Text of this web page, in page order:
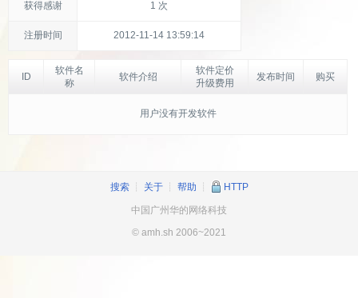
获得感谢 1 次
注册时间 2012-11-14 13:59:14
ID
软件名
称
软件介绍
软件定价
升级费用
发布时间 购买
用户没有开发软件
搜索┊ 关于┊ 帮助 HTTP
中国广州华的网络科技
© amh.sh 2006~2021